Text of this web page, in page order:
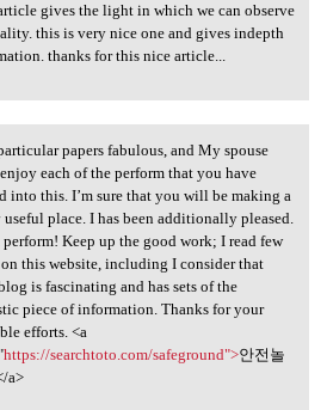
gives the light in which we can observe
this is very nice one and gives indepth
thanks for this nice article...
papers
papers fabulous, and My spouse
each of the perform that you have
into this. I’m sure that you will be making a
place. I has been additionally pleased.
perform! Keep up the good work; I read few
on this website, including I consider that
is fascinating and has sets of the
piece of information. Thanks for your
efforts. <a
https://searchtoto.com/safeground">안전놀
a>